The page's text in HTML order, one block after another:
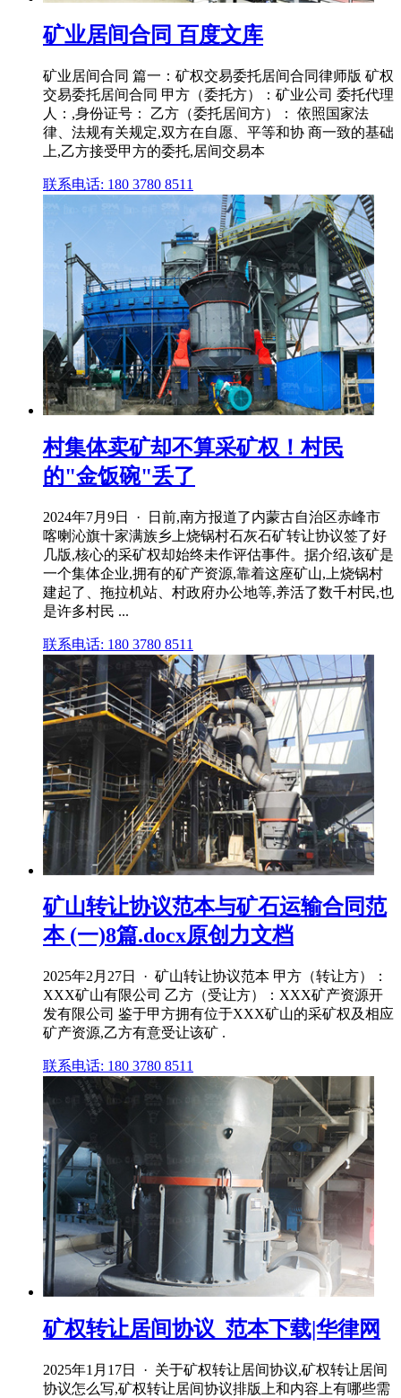
矿业居间合同 百度文库
矿业居间合同 篇一：矿权交易委托居间合同律师版 矿权
交易委托居间合同 甲方（委托方）：矿业公司 委托代理
人：,身份证号： 乙方（委托居间方）： 依照国家法
律、法规有关规定,双方在自愿、平等和协 商一致的基础
上,乙方接受甲方的委托,居间交易本
联系电话: 180 3780 8511
村集体卖矿却不算采矿权！村民
的"金饭碗"丢了
2024年7月9日 · 日前,南方报道了内蒙古自治区赤峰市
喀喇沁旗十家满族乡上烧锅村石灰石矿转让协议签了好
几版,核心的采矿权却始终未作评估事件。据介绍,该矿是
一个集体企业,拥有的矿产资源,靠着这座矿山,上烧锅村
建起了、拖拉机站、村政府办公地等,养活了数千村民,也
是许多村民 ...
联系电话: 180 3780 8511
矿山转让协议范本与矿石运输合同范
本 (一)8篇.docx原创力文档
2025年2月27日 · 矿山转让协议范本 甲方（转让方）：
XXX矿山有限公司 乙方（受让方）：XXX矿产资源开
发有限公司 鉴于甲方拥有位于XXX矿山的采矿权及相应
矿产资源,乙方有意受让该矿 .
联系电话: 180 3780 8511
矿权转让居间协议_范本下载|华律网
2025年1月17日 · 关于矿权转让居间协议,矿权转让居间
协议怎么写,矿权转让居间协议排版上和内容上有哪些需